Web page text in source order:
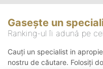
Gasește un
Ranking-ul îi adună pe
Cauți un specialist in
nostru de căutare. Folosiți